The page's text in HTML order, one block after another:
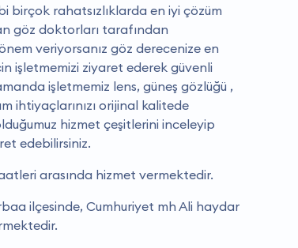
birçok rahatsızlıklarda en iyi çözüm
göz doktorları tarafından
veriyorsanız göz derecenize en
işletmemizi ziyaret ederek güvenli
işletmemiz lens, güneş gözlüğü ,
ihtiyaçlarınızı orijinal kalitede
hizmet çeşitlerini inceleyip
edebilirsiniz.
arasında hizmet vermektedir.
ilçesinde, Cumhuriyet mh Ali haydar